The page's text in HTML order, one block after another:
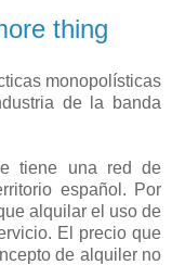
thing
monopolísticas
de la banda
tiene una red de
español. Por
alquilar el uso de
El precio que
de alquiler no